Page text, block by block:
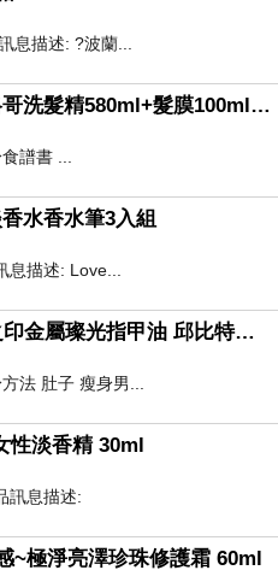
息描述: ?波蘭...
【Morocco GaGa Oil】摩洛哥洗髮精580ml+髮膜100ml+香水髮油(10ml)
譜書 ...
水香水筆3入組
描述: Love...
(配件)SUKI 炫俏甜心 行星之印金屬璨光指甲油 邱比特旋流 原價$120
法 肚子 瘦身男...
性淡香精 30ml
訊息描述:
~極淨亮澤珍珠修護霜 60ml